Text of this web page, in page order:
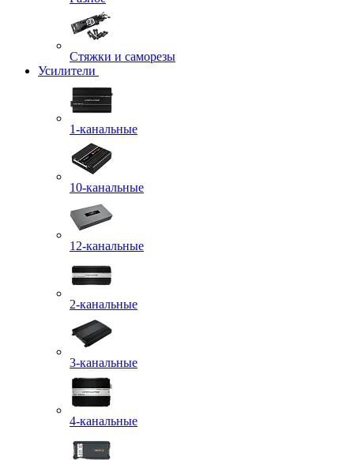
Стяжки и саморезы
Усилители
1-канальные
10-канальные
12-канальные
2-канальные
3-канальные
4-канальные